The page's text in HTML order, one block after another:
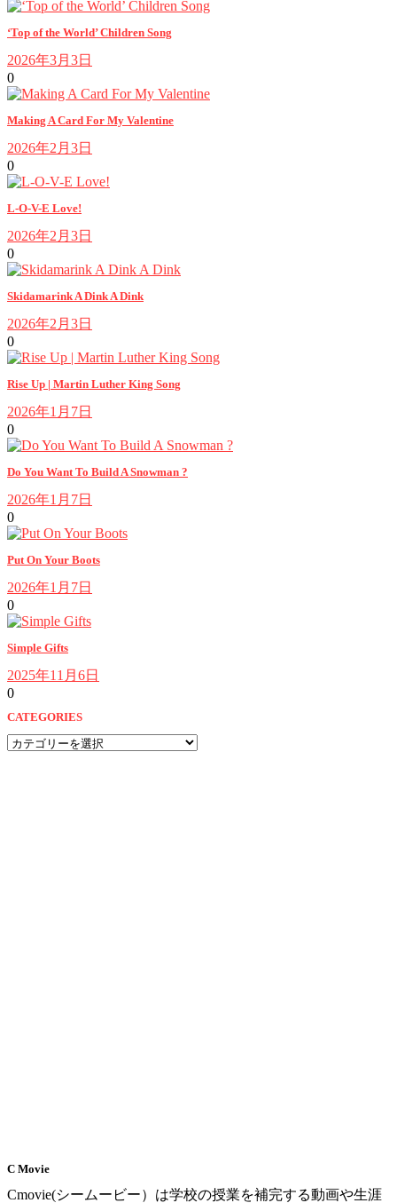
‘Top of the World’ Children Song
2026年3月3日
0
Making A Card For My Valentine
2026年2月3日
0
L-O-V-E Love!
2026年2月3日
0
Skidamarink A Dink A Dink
2026年2月3日
0
Rise Up | Martin Luther King Song
2026年1月7日
0
Do You Want To Build A Snowman ?
2026年1月7日
0
Put On Your Boots
2026年1月7日
0
Simple Gifts
2025年11月6日
0
CATEGORIES
CATEGORIES
C Movie
Cmovie(シームービー）は学校の授業を補完する動画や生涯